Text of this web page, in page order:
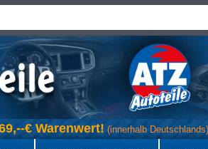
69,--€ Warenwert!(innerhalb